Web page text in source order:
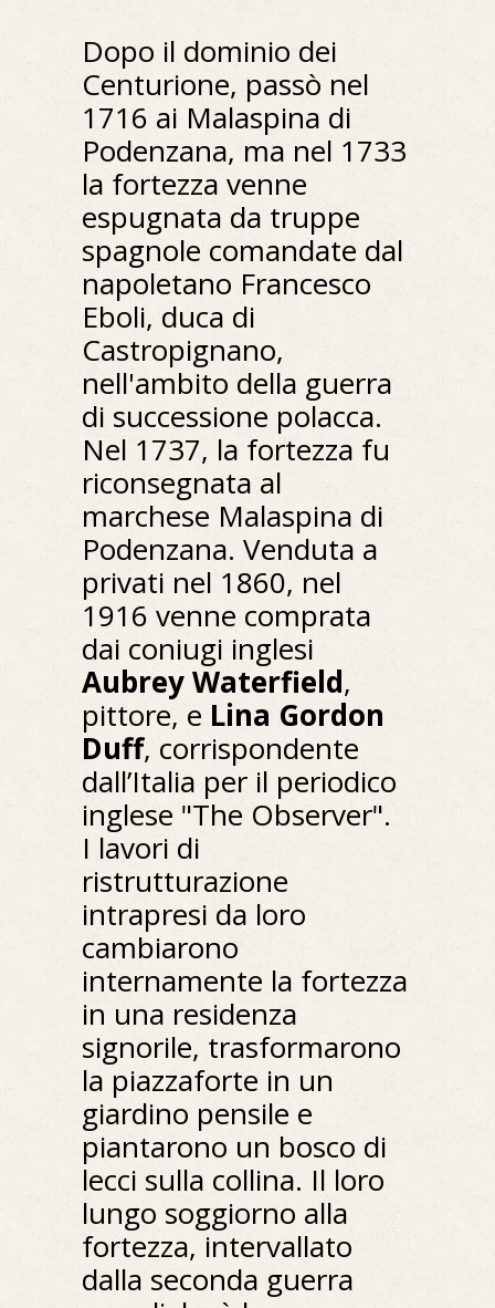
Dopo il dominio dei
Centurione, passò nel
1716 ai Malaspina di
Podenzana, ma nel 1733
la fortezza venne
espugnata da truppe
spagnole comandate dal
napoletano Francesco
Eboli, duca di
Castropignano,
nell'ambito della guerra
di successione polacca.
Nel 1737, la fortezza fu
riconsegnata al
marchese Malaspina di
Podenzana. Venduta a
privati nel 1860, nel
1916 venne comprata
dai coniugi inglesi
Aubrey Waterfield,
pittore, e Lina Gordon
Duff, corrispondente
dall’Italia per il periodico
inglese "The Observer".
I lavori di
ristrutturazione
intrapresi da loro
cambiarono
internamente la fortezza
in una residenza
signorile, trasformarono
la piazzaforte in un
giardino pensile e
piantarono un bosco di
lecci sulla collina. Il loro
lungo soggiorno alla
fortezza, intervallato
dalla seconda guerra